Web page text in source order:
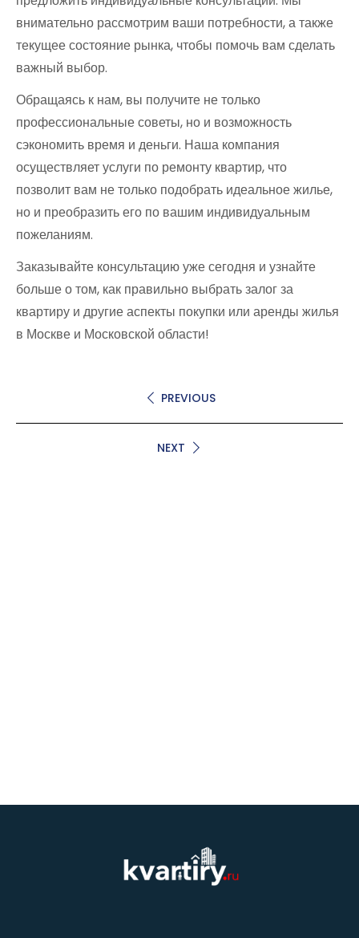
внимательно рассмотрим ваши потребности, а также
текущее состояние рынка, чтобы помочь вам сделать
важный выбор.
Обращаясь к нам, вы получите не только
профессиональные советы, но и возможность
сэкономить время и деньги. Наша компания
осуществляет услуги по ремонту квартир, что
позволит вам не только подобрать идеальное жилье,
но и преобразить его по вашим индивидуальным
пожеланиям.
Заказывайте консультацию уже сегодня и узнайте
больше о том, как правильно выбрать залог за
квартиру и другие аспекты покупки или аренды жилья
в Москве и Московской области!
PREVIOUS
NEXT